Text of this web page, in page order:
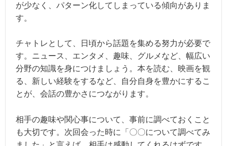
が少なく、パターン化してしまっている傾向がありま
す。
チャトレとして、日頃から話題を集める努力が必要で
す。ニュース、エンタメ、趣味、グルメなど、幅広い
分野の知識を身につけましょう。本を読む、映画を観
る、新しい経験をするなど、自分自身を豊かにするこ
とが、会話の豊かさにつながります。
相手の趣味や関心事について、事前に調べておくこと
も大切です。次回会った時に「〇〇について調べてみ